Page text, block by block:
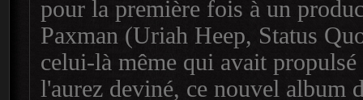
pour la première fois à un
Paxman (Uriah Heep, Status
celui-là même qui avait
l'aurez deviné, ce nouvel album